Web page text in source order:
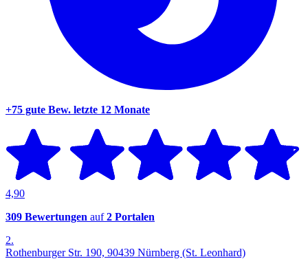
+75 gute Bew. letzte 12 Monate
4,90
309 Bewertungen auf2 Portalen
2.
Rothenburger Str. 190, 90439 Nürnberg (St. Leonhard)